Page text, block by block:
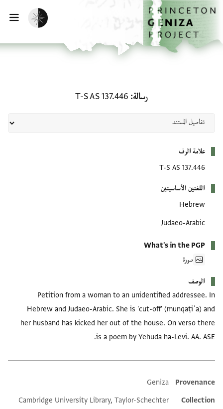
إلى المحتوى الرئيسي
الرئيسية
تفعيل الوضع المظلم
رسالة T-S AS 137.446
علامة الرف
T-S AS 137.446
اللغتين الأساسيتين
Hebrew
Judaeo-Arabic
What's in the PGP
صورة
الوصف
Petition from a woman to an unidentified addressee. In
Hebrew and Judaeo-Arabic. She is 'cut-off' (munqaṭiʿa) and
her husband has kicked her out of the house. On verso there
is a poem by Yehuda ha-Levi. AA. ASE.
Additional metadata
Provenance
Geniza
Collection
Cambridge University Library, Taylor-Schechter